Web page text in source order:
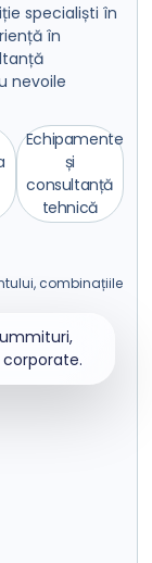
specialiști în
în
nevoile
Echipamente
și
consultanță
tehnică
combinațiile